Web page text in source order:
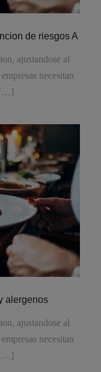
de riesgos A
ajustandose al
necesitan
[…]
alergenos
ajustandose al
necesitan
[…]